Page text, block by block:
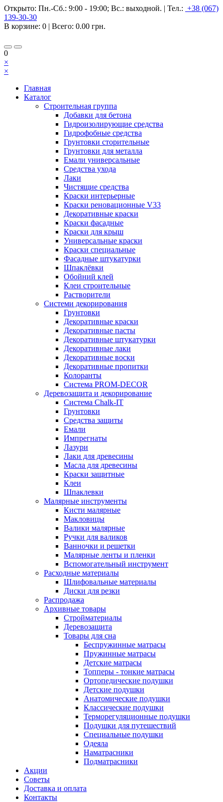
Открыто: Пн.-Сб.: 9:00 - 19:00; Вс.: выходной. | Тел.: +38 (067)
139-30-30
В корзине: 0 | Всего: 0.00 грн.
0
×
×
Главная
Каталог
Строительная группа
Добавки для бетона
Гидроизолирующие средства
Гидрофобные средства
Грунтовки сторительные
Грунтовки для металла
Емали универсальные
Средства ухода
Лаки
Чистящие средства
Краски интерьерные
Краски реновационные V33
Декоративные краски
Краски фасадные
Краски для крыш
Универсальные краски
Краски специальные
Фасадные штукатурки
Шпаклёвки
Обойний клей
Клеи строительные
Растворители
Системи декорирования
Грунтовки
Декоративные краски
Декоративные пасты
Декоративные штукатурки
Декоративные лаки
Декоративные воски
Декоративные пропитки
Колоранты
Система PROM-DECOR
Деревозащита и декорирование
Система Chalk-IT
Грунтовки
Средства защиты
Емали
Импрегнаты
Лазури
Лаки для древесины
Масла для древесины
Краски защитные
Клеи
Шпаклевки
Малярные инструменты
Кисти малярные
Макловицы
Валики малярные
Ручки для валиков
Ванночки и решетки
Малярные ленты и пленки
Вспомогательный инструмент
Расходные материалы
Шлифовальные материалы
Диски для резки
Распродажа
Архивные товары
Стройматериалы
Деревозащита
Товары для сна
Беспружинные матрасы
Пружинные матрасы
Детские матрасы
Топперы - тонкие матрасы
Ортопедические подушки
Детские подушки
Анатомические подушки
Классические подушки
Терморегуляционные подушки
Подушки для путешествий
Специальные подушки
Одеяла
Наматрасники
Подматрасники
Акции
Советы
Доставка и оплата
Контакты